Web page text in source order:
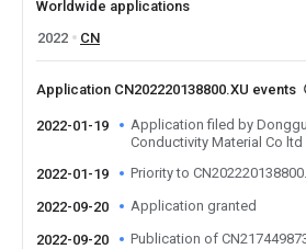
Worldwide applications
2022
CN
Application CN202220138800.XU events
2022-01-19
Application filed by
Conductivity Material Co ltd
2022-01-19
Priority to
2022-09-20 Application granted
2022-09-20 Publication of